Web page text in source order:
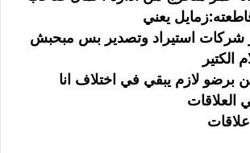
يعني
استيراد وتصدير بس مبحبش
الكتير
لازم يبقي في اختلاف انا